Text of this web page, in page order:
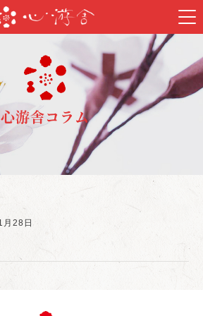
心游舎コラム
28日